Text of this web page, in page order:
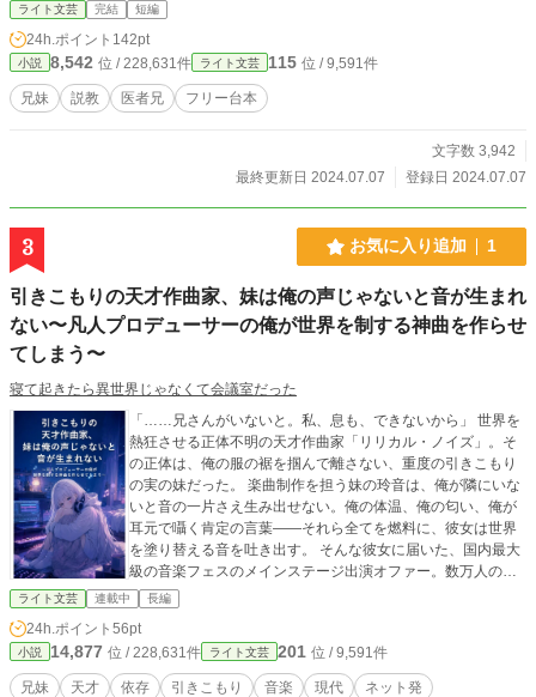
ライト文芸 完結 短編
24h.ポイント 142pt
小説 8,542 位 / 228,631件 ライト文芸 115 位 / 9,591件
兄妹 説教 医者兄 フリー台本
文字数 3,942
最終更新日 2024.07.07
登録日 2024.07.07
3 お気に入り追加 1
引きこもりの天才作曲家、妹は俺の声じゃないと音が生まれ
ない〜凡人プロデューサーの俺が世界を制する神曲を作らせ
てしまう〜
寝て起きたら異世界じゃなくて会議室だった
「……兄さんがいないと。私、息も、できないから」 世界を
熱狂させる正体不明の天才作曲家「リリカル・ノイズ」。そ
の正体は、俺の服の裾を掴んで離さない、重度の引きこもり
の実の妹だった。 楽曲制作を担う妹の玲音は、俺が隣にいな
いと音の一片さえ生み出せない。俺の体温、俺の匂い、俺が
耳元で囁く肯定の言葉――それら全てを燃料に、彼女は世界
を塗り替える音を吐き出す。 そんな彼女に届いた、国内最大
級の音楽フェスのメインステージ出演オファー。数万人の視
線という魔物から、硝子細工の心を持つ天才を守れるのは、
元バンドマンの兄である俺だけだ。 才能は神の領域。心は俺
への依存で形を保っている。一歩も外に出られなかった少女
が、兄という唯一の停泊地に縋りながら、世界をその足元に
跪かせる物語。
ライト文芸 連載中 長編
24h.ポイント 56pt
小説 14,877 位 / 228,631件 ライト文芸 201 位 / 9,591件
兄妹 天才 依存 引きこもり 音楽 現代
ネット発